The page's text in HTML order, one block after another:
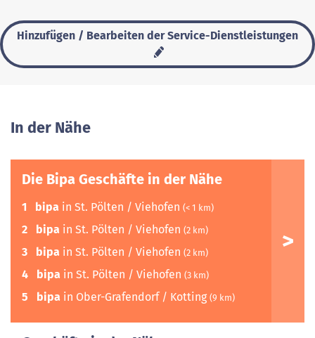
Hinzufügen / Bearbeiten der Service-Dienstleistungen
In der Nähe
Die Bipa Geschäfte in der Nähe
1 bipa in St. Pölten / Viehofen (< 1 km)
2 bipa in St. Pölten / Viehofen (2 km)
3 bipa in St. Pölten / Viehofen (2 km)
4 bipa in St. Pölten / Viehofen (3 km)
5 bipa in Ober-Grafendorf / Kotting (9 km)